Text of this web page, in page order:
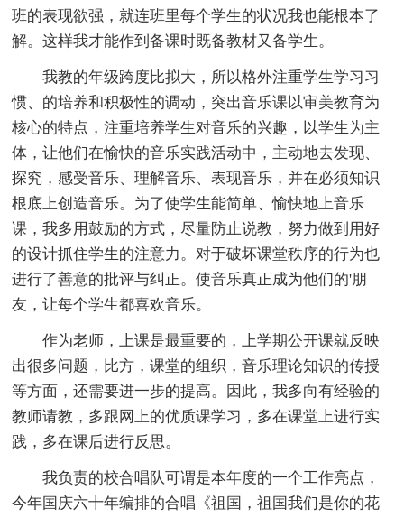
班的表现欲强，就连班里每个学生的状况我也能根本了
解。这样我才能作到备课时既备教材又备学生。
我教的年级跨度比拟大，所以格外注重学生学习习
惯、的培养和积极性的调动，突出音乐课以审美教育为
核心的特点，注重培养学生对音乐的兴趣，以学生为主
体，让他们在愉快的音乐实践活动中，主动地去发现、
探究，感受音乐、理解音乐、表现音乐，并在必须知识
根底上创造音乐。为了使学生能简单、愉快地上音乐
课，我多用鼓励的方式，尽量防止说教，努力做到用好
的设计抓住学生的注意力。对于破坏课堂秩序的行为也
进行了善意的批评与纠正。使音乐真正成为他们的'朋
友，让每个学生都喜欢音乐。
作为老师，上课是最重要的，上学期公开课就反映
出很多问题，比方，课堂的组织，音乐理论知识的传授
等方面，还需要进一步的提高。因此，我多向有经验的
教师请教，多跟网上的优质课学习，多在课堂上进行实
践，多在课后进行反思。
我负责的校合唱队可谓是本年度的一个工作亮点，
今年国庆六十年编排的合唱《祖国，祖国我们是你的花